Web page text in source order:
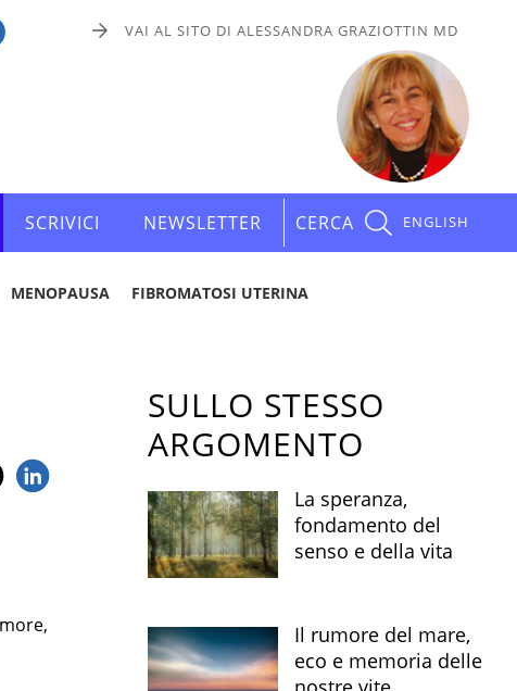
VAI AL SITO DI ALESSANDRA GRAZIOTTIN MD
SCRIVICI NEWSLETTER CERCA ENGLISH
MENOPAUSA FIBROMATOSI UTERINA
SULLO STESSO
ARGOMENTO
La speranza,
fondamento del
senso e della vita
Il rumore del mare,
eco e memoria delle